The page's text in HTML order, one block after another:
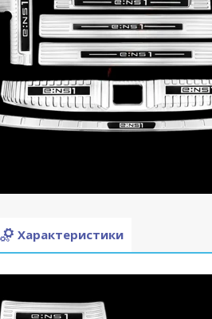
Характеристики